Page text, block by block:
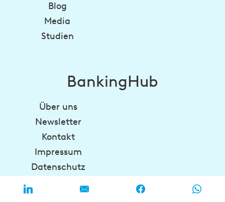
Blog
Media
Studien
BankingHub
Über uns
Newsletter
Kontakt
Impressum
Datenschutz
regulatory-hub.com